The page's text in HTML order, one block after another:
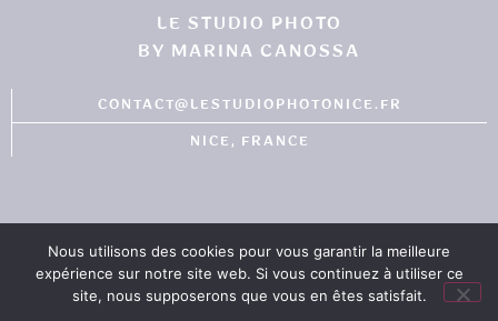
LE STUDIO PHOTO
BY MARINA CANOSSA
CONTACT@LESTUDIOPHOTONICE.FR
NICE, FRANCE
©LESTUDIOPHOTONICE2022
Nous utilisons des cookies pour vous garantir la meilleure
expérience sur notre site web. Si vous continuez à utiliser ce
site, nous supposerons que vous en êtes satisfait.